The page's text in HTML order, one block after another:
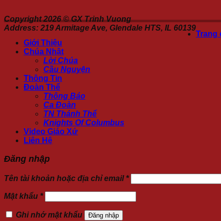
Copyright 2026 ©GX Trinh Vuong
Address: 219 Armitage Ave, Glendale HTS, IL 60139
Trang
Giới Thiệu
Chúa Nhật
Lời Chúa
Cầu Nguyện
Thông Tin
Đoàn Thể
Thông Báo
Ca Đoàn
TN Thánh Thể
Knights Of Columbus
Video Giáo Xứ
Liên Hệ
Đăng nhập
Tên tài khoản hoặc địa chỉ email *
Mật khẩu *
Ghi nhớ mật khẩu Đăng nhập